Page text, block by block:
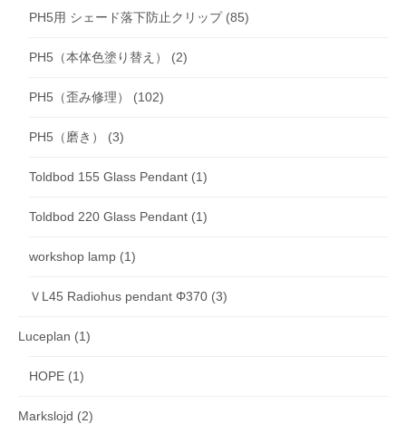
PH5用 シェード落下防止クリップ(85)
PH5（本体色塗り替え） (2)
PH5（歪み修理） (102)
PH5（磨き） (3)
Toldbod 155 Glass Pendant (1)
Toldbod 220 Glass Pendant (1)
workshop lamp (1)
ＶL45 Radiohus pendant Φ370 (3)
Luceplan (1)
HOPE (1)
Markslojd (2)